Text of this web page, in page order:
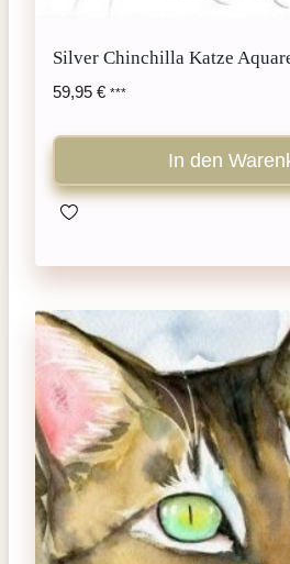
Silver Chinchilla Katze
59,95 € ***
In den